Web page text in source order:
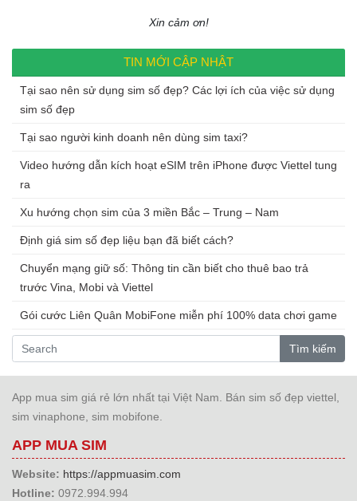
Xin cảm ơn!
TIN MỚI CẬP NHẬT
Tại sao nên sử dụng sim số đẹp? Các lợi ích của việc sử dụng
sim số đẹp
Tại sao người kinh doanh nên dùng sim taxi?
Video hướng dẫn kích hoạt eSIM trên iPhone được Viettel tung
ra
Xu hướng chọn sim của 3 miền Bắc – Trung – Nam
Định giá sim số đẹp liệu bạn đã biết cách?
Chuyển mạng giữ số: Thông tin cần biết cho thuê bao trả
trước Vina, Mobi và Viettel
Gói cước Liên Quân MobiFone miễn phí 100% data chơi game
Tìm kiếm
App mua sim giá rẻ lớn nhất tại Việt Nam. Bán sim số đẹp viettel,
sim vinaphone, sim mobifone.
APP MUA SIM
Website: https://appmuasim.com
Hotline: 0972.994.994